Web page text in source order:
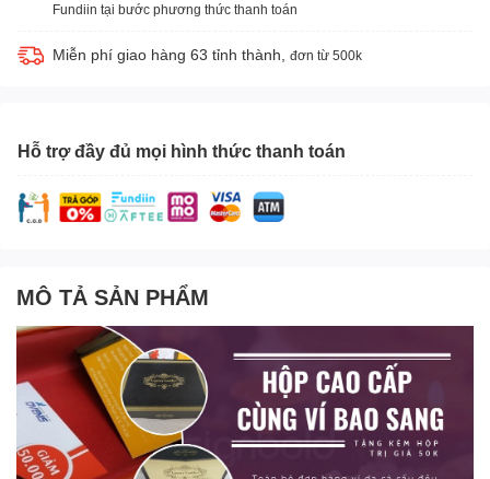
Fundiin tại bước phương thức thanh toán
Miễn phí giao hàng 63 tỉnh thành, đơn từ 500k
Hỗ trợ đầy đủ mọi hình thức thanh toán
MÔ TẢ SẢN PHẨM